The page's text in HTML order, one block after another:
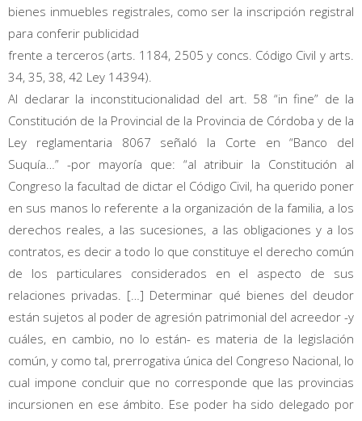
bienes inmuebles registrales, como ser la inscripción registral
para conferir publicidad
frente a terceros (arts. 1184, 2505 y concs. Código Civil y arts.
34, 35, 38, 42 Ley 14394).
Al declarar la inconstitucionalidad del art. 58 “in fine” de la
Constitución de la Provincial de la Provincia de Córdoba y de la
Ley reglamentaria 8067 señaló la Corte en “Banco del
Suquía…” -por mayoría que: “al atribuir la Constitución al
Congreso la facultad de dictar el Código Civil, ha querido poner
en sus manos lo referente a la organización de la familia, a los
derechos reales, a las sucesiones, a las obligaciones y a los
contratos, es decir a todo lo que constituye el derecho común
de los particulares considerados en el aspecto de sus
relaciones privadas. […] Determinar qué bienes del deudor
están sujetos al poder de agresión patrimonial del acreedor -y
cuáles, en cambio, no lo están- es materia de la legislación
común, y como tal, prerrogativa única del Congreso Nacional, lo
cual impone concluir que no corresponde que las provincias
incursionen en ese ámbito. Ese poder ha sido delegado por